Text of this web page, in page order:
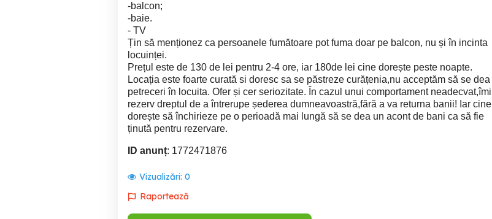
-balcon;
-baie.
- TV
Țin să menționez ca persoanele fumătoare pot fuma doar pe balcon, nu și în incinta
locuinței.
Prețul este de 130 de lei pentru 2-4 ore, iar 180de lei cine dorește peste noapte.
Locația este foarte curată si doresc sa se păstreze curățenia,nu acceptăm să se dea
petreceri în locuita. Ofer și cer seriozitate. În cazul unui comportament neadecvat,îmi
rezerv dreptul de a întrerupe șederea dumneavoastră,fără a va returna banii! Iar cine
dorește să închirieze pe o perioadă mai lungă să se dea un acont de bani ca să fie
ținută pentru rezervare.
ID anunț: 1772471876
Vizualizări: 0
Raportează